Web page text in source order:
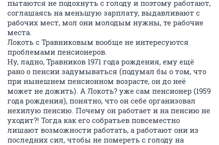
пытаются не подохнуть с голоду и поэтому работают,
соглашаясь на меньшую зарплату, выдавливают с
рабочих мест, мол они молодым нужны, те рабочие
места.
Локоть с Травниковым вообще не интересуются
проблемами пенсионеров.
Ну, ладно, Травников 1971 года рождения, ему ещё
рано о пенсии задумываться (подумал бы о том, что
при нынешнем пенсионном возрасте, он до неё
может не дожить). А Локоть? уже сам пенсионер (1959
года рождения), понятно, что он себе организовал
нехилую пенсию. Почему он работает и на пенсию не
уходит?! Тогда как его собратьев повсеместно
лишают возможности работать, а работают они из
последних сил, чтобы не помереть с голоду на